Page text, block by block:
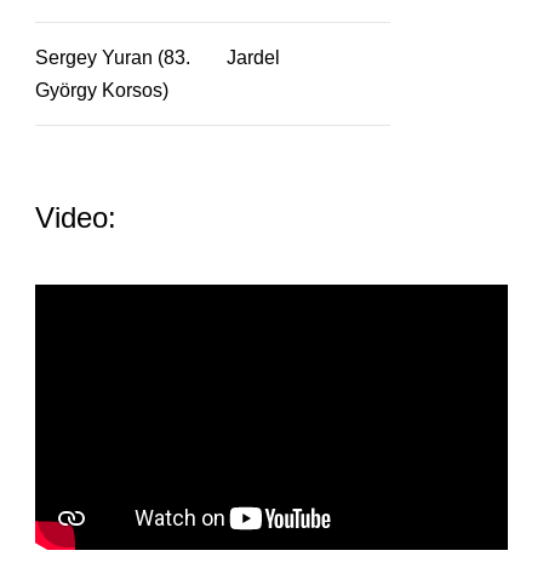
Sergey Yuran (83.
György Korsos)
Jardel
Video: